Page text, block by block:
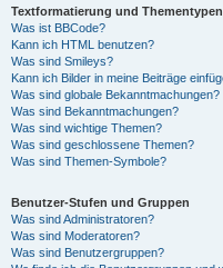
Textformatierung und Thementypen
Was ist BBCode?
Kann ich HTML benutzen?
Was sind Smileys?
Kann ich Bilder in meine Beiträge
Was sind globale Bekanntmachungen?
Was sind Bekanntmachungen?
Was sind wichtige Themen?
Was sind geschlossene Themen?
Was sind Themen-Symbole?
Benutzer-Stufen und Gruppen
Was sind Administratoren?
Was sind Moderatoren?
Was sind Benutzergruppen?